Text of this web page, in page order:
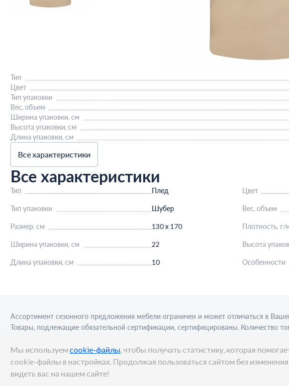
Тип
Цвет
Тип упаковки
Вес, объем
Ширина упаковки, см
Высота упаковки, см
Длина упаковки, см
Все характеристики
Все характеристики
Тип Плед Цвет
Тип упаковки Шубер Вес, объем
Размер, см 130 х 170 Плотность, г/
Ширина упаковки, см 22 Высота
Длина упаковки, см 10 Особенности
Ассортимент сезонного предложения мебели ограничен и может отличаться в
Товары, подлежащие обязательной сертификации, сертифицированы. Количество
© METRO Cash and Carry Russia, 2026
Мы используем cookie-файлы, чтобы получать статистику, которая
cookie-файлы в настройках. Продолжая пользоваться сайтом без
видеть вас на нашем сайте!